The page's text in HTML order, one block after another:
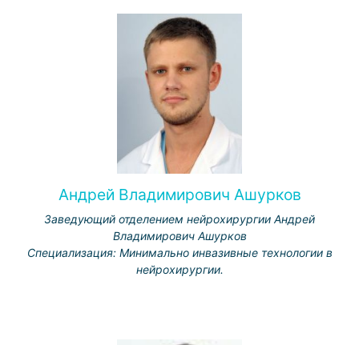
Андрей Владимирович Ашурков
Заведующий отделением нейрохирургии Андрей
Владимирович Ашурков
Специализация: Минимально инвазивные технологии в
нейрохирургии.